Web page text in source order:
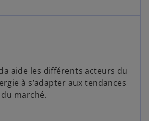
aide les différents acteurs du
à s’adapter aux tendances
marché.